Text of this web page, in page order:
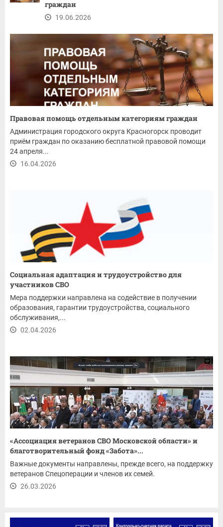
граждан
19.06.2026
Правовая помощь отдельным категориям граждан
Администрация городского округа Красногорск проводит
приём граждан по оказанию бесплатной правовой помощи
24 апреля...
16.04.2026
Социальная адаптация и трудоустройство для
участников СВО
Мера поддержки направлена на содействие в получении
образования, гарантии трудоустройства, социального
обслуживания,...
02.04.2026
«Ассоциация ветеранов СВО Московской области» и
благотворительный фонд «Забота»...
Важные документы направлены, прежде всего, на поддержку
ветеранов Спецоперации и членов их семей.
26.03.2026